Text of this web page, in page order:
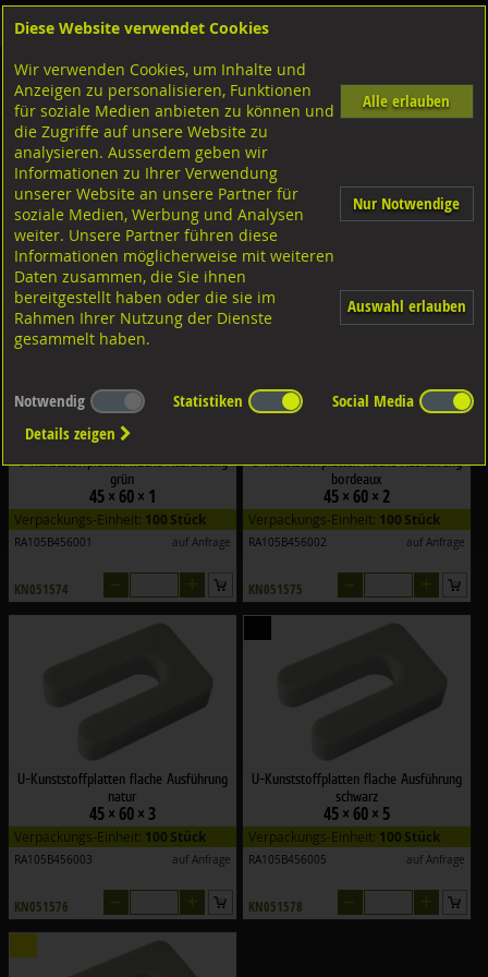
Shop Distanzplatten-Brandschutz-KunststoffteileU-Kunststoffplatten nicht steckbar
U-Kunststoffplatten farbig
Abmessung: 45x60
Filter nach Dimensionen:
×
×
Filter zurücksetzen
U-Kunststoffplatten flache Ausführung
grün
45 × 60 × 1
Verpackungs-Einheit: 100 Stück
RA105B456001 auf Anfrage
KN051574
U-Kunststoffplatten flache Ausführung
bordeaux
45 × 60 × 2
Verpackungs-Einheit: 100 Stück
RA105B456002 auf Anfrage
KN051575
U-Kunststoffplatten flache Ausführung
natur
45 × 60 × 3
Verpackungs-Einheit: 100 Stück
RA105B456003 auf Anfrage
KN051576
U-Kunststoffplatten flache Ausführung
schwarz
45 × 60 × 5
Verpackungs-Einheit: 100 Stück
RA105B456005 auf Anfrage
KN051578
Diese Website verwendet Cookies
Wir verwenden Cookies, um Inhalte und
Anzeigen zu personalisieren, Funktionen
für soziale Medien anbieten zu können und
die Zugriffe auf unsere Website zu
analysieren. Ausserdem geben wir
Informationen zu Ihrer Verwendung
unserer Website an unsere Partner für
soziale Medien, Werbung und Analysen
weiter. Unsere Partner führen diese
Informationen möglicherweise mit weiteren
Daten zusammen, die Sie ihnen
bereitgestellt haben oder die sie im
Rahmen Ihrer Nutzung der Dienste
gesammelt haben.
Alle erlauben
Nur Notwendige
Auswahl erlauben
Notwendig Statistiken
Social Media
Details zeigen